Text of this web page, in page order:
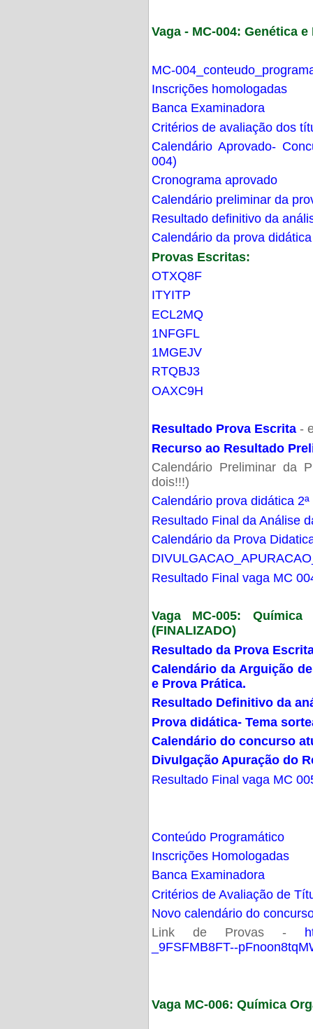
Vaga - MC-004: Genética
MC-
Inscrições homologadas
Banca Examinadora
Critérios de avaliação dos
Calendário Aprovado-
004)
Cronograma aprovado
Calendário preliminar da
Resultado definitivo da
Calendário da prova didática
Provas Escritas:
OTXQ8F
ITYITP
ECL2MQ
1NFGFL
1MGEJV
RTQBJ3
OAXC9H
Resultado Prova Escrita -
Recurso ao Resultado
Calendário Preliminar da
dois!!!)
Calendário prova didática
Resultado Final da Análise
Calendário da Prova
Resultado Final vaga MC
Vaga MC-005:
(FINALIZADO)
Resultado da Prova
Calendário da Arguição
e Prova Prática.
Resultado Definitivo da
Prova didática- Tema
Calendário do concurso
Divulgação Apuração do
Resultado Final vaga MC
Conteúdo Programático
Inscrições Homologadas
Banca Examinadora
Critérios de Avaliação de
Novo calendário do
Link de Provas -
_9FSFMB8FT--
Vaga MC-006: Química